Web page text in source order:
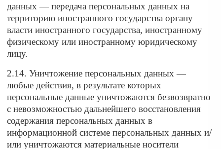
данных — передача персональных данных на
территорию иностранного государства органу
власти иностранного государства, иностранному
физическому или иностранному юридическому
лицу.
2.14. Уничтожение персональных данных —
любые действия, в результате которых
персональные данные уничтожаются безвозвратно
с невозможностью дальнейшего восстановления
содержания персональных данных в
информационной системе персональных данных и/
или уничтожаются материальные носители